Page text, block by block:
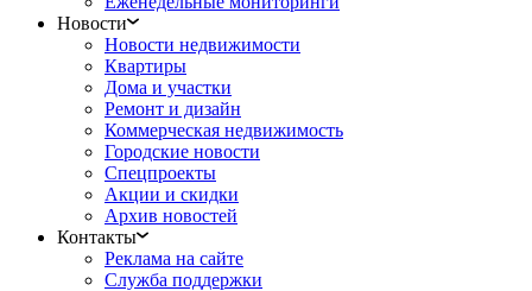
Новости
Новости недвижимости
Квартиры
Дома и участки
Ремонт и дизайн
Коммерческая недвижимость
Городские новости
Спецпроекты
Акции и скидки
Архив новостей
Контакты
Реклама на сайте
Служба поддержки